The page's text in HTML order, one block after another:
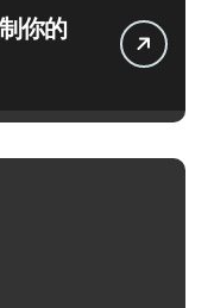
你的